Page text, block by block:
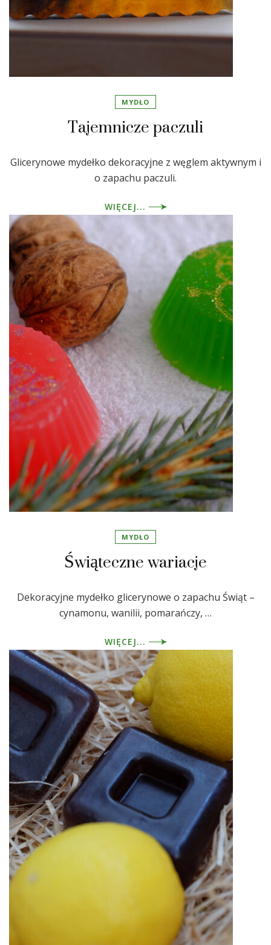
MYDŁO
Tajemnicze paczuli
Glicerynowe mydełko dekoracyjne z węglem aktywnym i
o zapachu paczuli.
WIĘCEJ...
MYDŁO
Świąteczne wariacje
Dekoracyjne mydełko glicerynowe o zapachu Świąt –
cynamonu, wanilii, pomarańczy, …
WIĘCEJ...